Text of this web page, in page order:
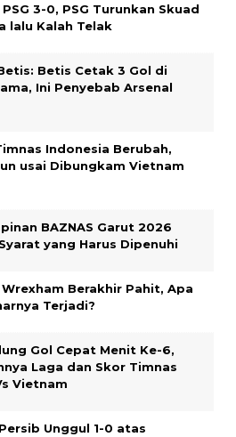
3-0, PSG Turunkan Skuad
lalu Kalah Telak
Betis Cetak 3 Gol di
Ini Penyebab Arsenal
Indonesia Berubah,
usai Dibungkam Vietnam
BAZNAS Garut 2026
yang Harus Dipenuhi
Berakhir Pahit, Apa
Terjadi?
Gol Cepat Menit Ke-6,
Laga dan Skor Timnas
Vietnam
Unggul 1-0 atas